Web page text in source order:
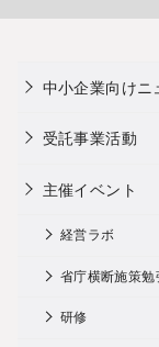
中小企業向けニ
受託事業活動
主催イベント
経営ラボ
省庁横断施策勉
研修